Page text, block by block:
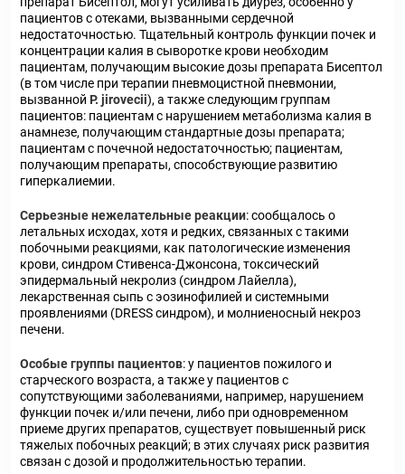
пациентов с отеками, вызванными сердечной
недостаточностью. Тщательный контроль функции почек и
концентрации калия в сыворотке крови необходим
пациентам, получающим высокие дозы препарата Бисептол
(в том числе при терапии пневмоцистной пневмонии,
вызванной Р. jirovecii), а также следующим группам
пациентов: пациентам с нарушением метаболизма калия в
анамнезе, получающим стандартные дозы препарата;
пациентам с почечной недостаточностью; пациентам,
получающим препараты, способствующие развитию
гиперкалиемии.
Серьезные нежелательные реакции: сообщалось о
летальных исходах, хотя и редких, связанных с такими
побочными реакциями, как патологические изменения
крови, синдром Стивенса-Джонсона, токсический
эпидермальный некролиз (синдром Лайелла),
лекарственная сыпь с эозинофилией и системными
проявлениями (DRESS синдром), и молниеносный некроз
печени.
Особые группы пациентов: у пациентов пожилого и
старческого возраста, а также у пациентов с
сопутствующими заболеваниями, например, нарушением
функции почек и/или печени, либо при одновременном
приеме других препаратов, существует повышенный риск
тяжелых побочных реакций; в этих случаях риск развития
связан с дозой и продолжительностью терапии.